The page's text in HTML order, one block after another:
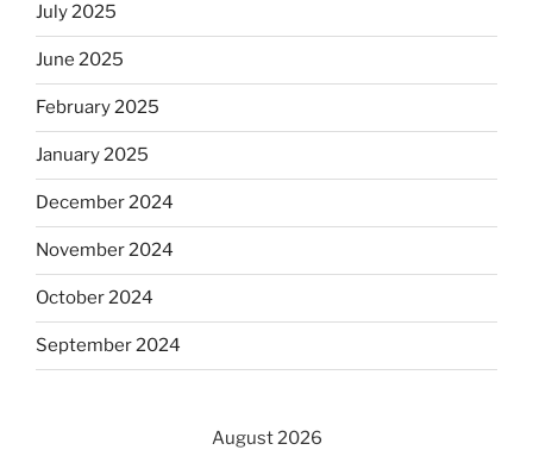
July 2025
June 2025
February 2025
January 2025
December 2024
November 2024
October 2024
September 2024
August 2026